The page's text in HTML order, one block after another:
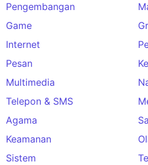
Pengembangan
Game
Internet
Pesan
Multimedia
Telepon & SMS
Agama
Keamanan
Sistem